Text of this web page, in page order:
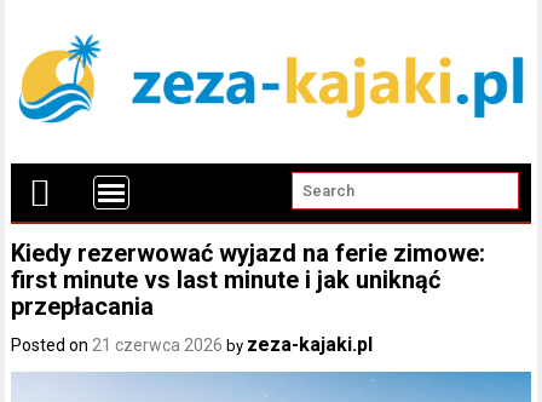
Kiedy rezerwować wyjazd na ferie zimowe:
first minute vs last minute i jak uniknąć
przepłacania
Posted on 21 czerwca 2026 by zeza-kajaki.pl